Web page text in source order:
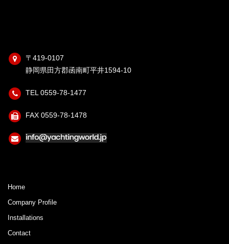
〒419-0107
静岡県田方郡函南町平井1594-10
TEL 0559-78-1477
FAX 0559-78-1478
Home
Company Profile
Installations
Contact